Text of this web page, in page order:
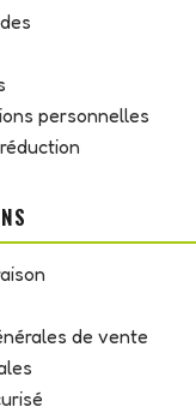
personnelles
de vente